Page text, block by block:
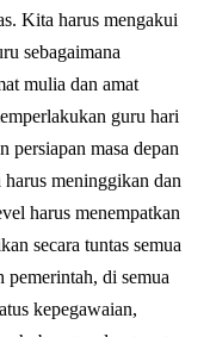
Kita harus mengakui
sebagaimana
mulia dan amat
guru hari
persiapan masa depan
meninggikan dan
harus menempatkan
secara tuntas semua
di semua
kepegawaian,